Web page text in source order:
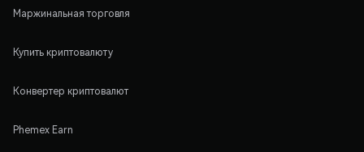
Маржинальная торговля
Купить криптовалюту
Конвертер криптовалют
Phemex Earn